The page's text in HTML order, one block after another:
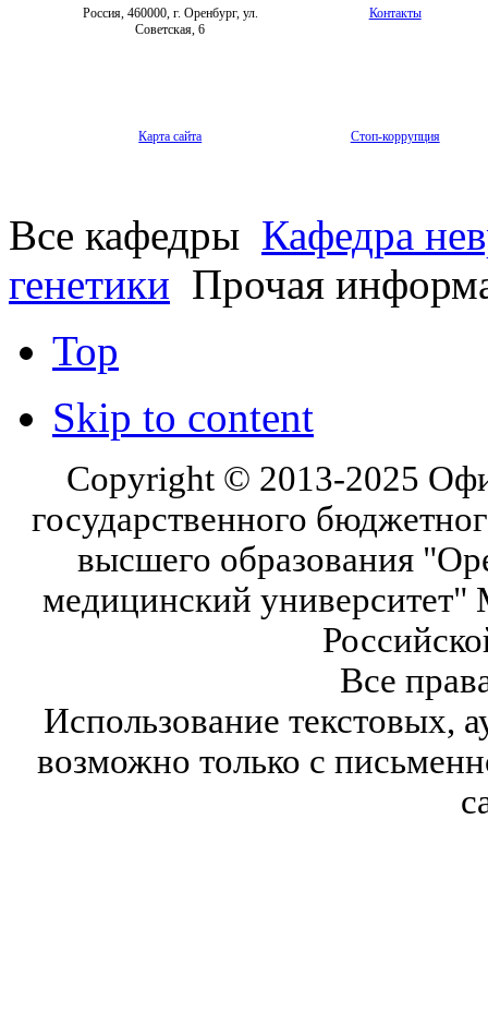
Россия, 460000, г. Оренбург, ул.
Советская, 6
Контакты
Карта сайта Стоп-коррупция
Все кафедры Кафедра
генетики Прочая
Top
Skip to content
Copyright © 2013-2025
государственного
высшего образования
медицинский университет"
Все
Использование текстовых,
возможно только с